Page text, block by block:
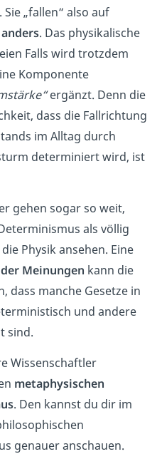
„fallen“ also auf
anders. Das physikalische
Falls wird trotzdem
Komponente
ergänzt. Denn die
dass die Fallrichtung
im Alltag durch
determiniert wird, ist
gehen sogar so weit,
als völlig
Physik ansehen. Eine
Meinungen kann die
dass manche Gesetze in
und andere
sind.
Wissenschaftler
metaphysischen
. Den kannst du dir im
genauer anschauen.